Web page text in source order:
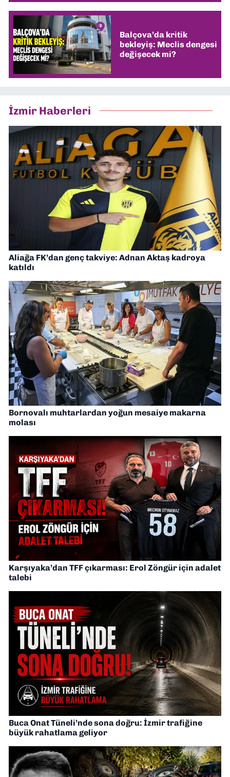
Balçova’da kritik
bekleyiş: Meclis dengesi
değişecek mi?
İzmir Haberleri
Aliağa FK’dan genç takviye: Adnan Aktaş kadroya
katıldı
Bornovalı muhtarlardan yoğun mesaiye makarna
molası
Karşıyaka’dan TFF çıkarması: Erol Zöngür için adalet
talebi
Buca Onat Tüneli’nde sona doğru: İzmir trafiğine
büyük rahatlama geliyor